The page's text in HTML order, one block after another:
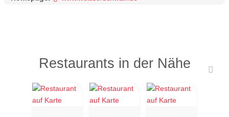
Restaurants in der Nähe